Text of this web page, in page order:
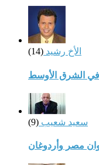
الأخ رشيد (14)
في الشرق الأوسط
سعيد شعيب (9)
مصر وأردوغان